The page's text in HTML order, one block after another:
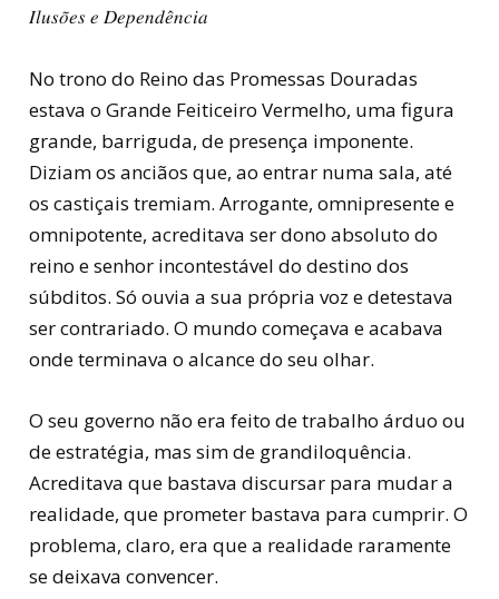
𝐼𝑙𝑢𝑠𝑜̃𝑒𝑠 𝑒 𝐷𝑒𝑝𝑒𝑛𝑑𝑒̂𝑛𝑐𝑖𝑎
No trono do Reino das Promessas Douradas
estava o Grande Feiticeiro Vermelho, uma figura
grande, barriguda, de presença imponente.
Diziam os anciãos que, ao entrar numa sala, até
os castiçais tremiam. Arrogante, omnipresente e
omnipotente, acreditava ser dono absoluto do
reino e senhor incontestável do destino dos
súbditos. Só ouvia a sua própria voz e detestava
ser contrariado. O mundo começava e acabava
onde terminava o alcance do seu olhar.
O seu governo não era feito de trabalho árduo ou
de estratégia, mas sim de grandiloquência.
Acreditava que bastava discursar para mudar a
realidade, que prometer bastava para cumprir. O
problema, claro, era que a realidade raramente
se deixava convencer.